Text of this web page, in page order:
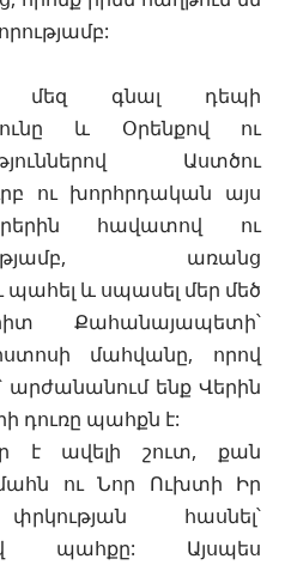
գնալ դեպի
և Օրենքով ու
Աստծու
ու խորհրդական այս
հավատով ու
առանց
պահել և սպասել մեր մեծ
Քահանայապետի՝
մահվանը, որով
արժանանում ենք Վերին
դուռը պահքն է:
է ավելի շուտ, քան
ու Նոր Ուխտի Իր
հասնել՝
պահքը: Այսպես